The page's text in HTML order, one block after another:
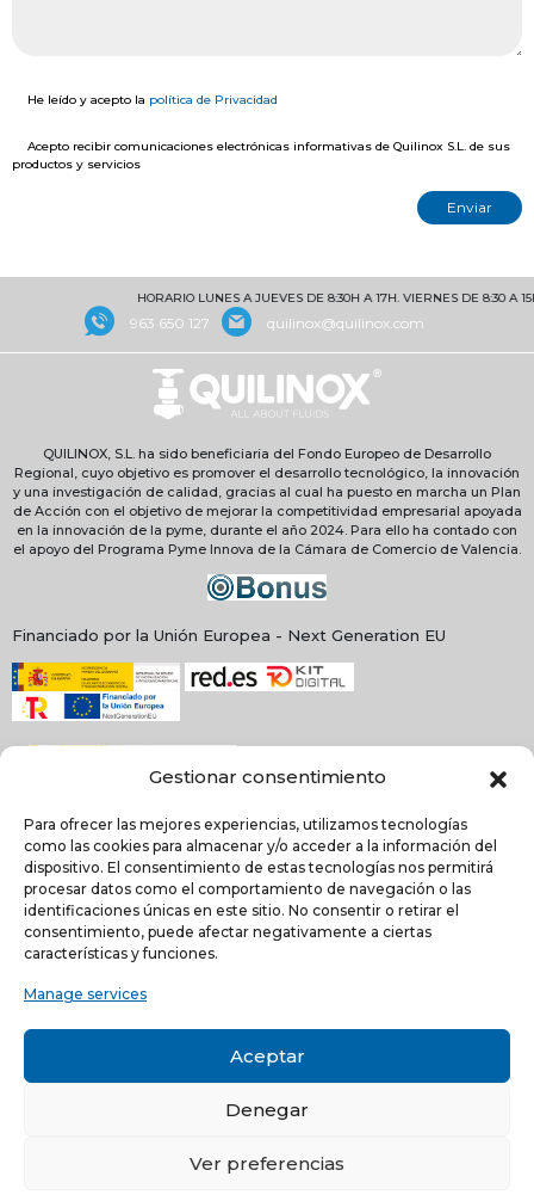
Gestionar consentimiento
Para ofrecer las mejores experiencias, utilizamos tecnologías
como las cookies para almacenar y/o acceder a la información del
dispositivo. El consentimiento de estas tecnologías nos permitirá
procesar datos como el comportamiento de navegación o las
identificaciones únicas en este sitio. No consentir o retirar el
consentimiento, puede afectar negativamente a ciertas
características y funciones.
Manage services
Aceptar
Denegar
Ver preferencias
He leído y acepto la política de Privacidad
Acepto recibir comunicaciones electrónicas informativas de Quilinox S.L. de sus
productos y servicios
HORARIO LUNES A JUEVES DE 8:30H A 17H. VIERNES DE 8:30 A
963 650 127 quilinox@quilinox.com
QUILINOX, S.L. ha sido beneficiaria del Fondo Europeo de Desarrollo
Regional, cuyo objetivo es promover el desarrollo tecnológico, la innovación
y una investigación de calidad, gracias al cual ha puesto en marcha un Plan
de Acción con el objetivo de mejorar la competitividad empresarial apoyada
en la innovación de la pyme, durante el año 2024. Para ello ha contado con
el apoyo del Programa Pyme Innova de la Cámara de Comercio de Valencia.
Financiado por la Unión Europea - Next Generation EU
NEWSLETTER
Acepto recibir comunicaciones electrónicas informativas de Quilinox S.L. de
C/ Louis Pasteur, 4 - Parque Tecnológico de Valencia -